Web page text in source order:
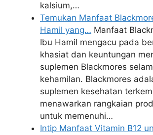
kalsium,…
Temukan Manfaat
Hamil yang… Manfaat
Ibu Hamil mengacu pada
khasiat dan keuntungan
suplemen Blackmores
kehamilan. Blackmores
suplemen kesehatan
menawarkan rangkaian
untuk memenuhi…
Intip Manfaat Vitamin B12